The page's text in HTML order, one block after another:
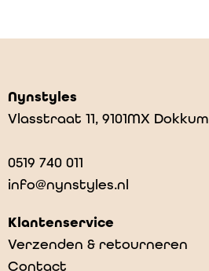
Nynstyles
Vlasstraat 11, 9101MX Dokkum
0519 740 011
info@nynstyles.nl
Klantenservice
Verzenden & retourneren
Contact